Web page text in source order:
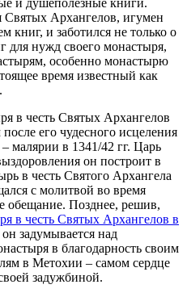
и душеполезные книги.
Святых Архангелов, игумен
и заботился не только о
для нужд своего монастыря,
особенно монастырю
время известный как
.
в честь Святых Архангелов
его чудесного исцеления
малярии в 1341/42 гг. Царь
он построит в
в честь Святого Архангела
с молитвой во время
обещание. Позднее, решив,
в честь Святых Архангелов в
он задумывается над
в благодарность своим
в Метохии – самом сердце
задужбиной.